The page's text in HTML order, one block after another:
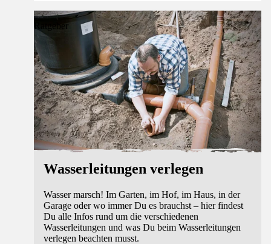
Ratgeber
Wasserleitungen verlegen
Wasser marsch! Im Garten, im Hof, im Haus, in der
Garage oder wo immer Du es brauchst – hier findest
Du alle Infos rund um die verschiedenen
Wasserleitungen und was Du beim Wasserleitungen
verlegen beachten musst.